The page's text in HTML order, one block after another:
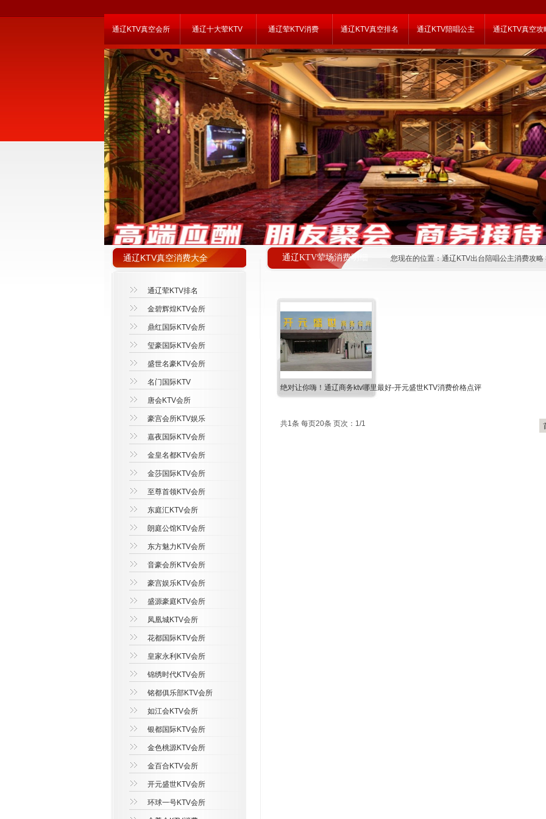
通辽KTV真空会所 通辽十大荤KTV 通辽荤KTV消费 通辽KTV真空排名 通辽KTV陪唱公主 通辽KTV真空攻
通辽KTV荤场消费明细 您现在的位置： 通辽KTV出台陪唱公主消费攻略
绝对让你嗨！通辽商务ktv哪里最好-开元盛世KTV消费价格点评
共1条 每页20条 页次：1/1
通辽KTV真空消费大全
通辽荤KTV排名
金碧辉煌KTV会所
鼎红国际KTV会所
玺豪国际KTV会所
盛世名豪KTV会所
名门国际KTV
唐会KTV会所
豪宫会所KTV娱乐
嘉夜国际KTV会所
金皇名都KTV会所
金莎国际KTV会所
至尊首领KTV会所
东庭汇KTV会所
朗庭公馆KTV会所
东方魅力KTV会所
音豪会所KTV会所
豪宫娱乐KTV会所
盛源豪庭KTV会所
凤凰城KTV会所
花都国际KTV会所
皇家永利KTV会所
锦绣时代KTV会所
铭都俱乐部KTV会所
如江会KTV会所
银都国际KTV会所
金色桃源KTV会所
金百合KTV会所
开元盛世KTV会所
环球一号KTV会所